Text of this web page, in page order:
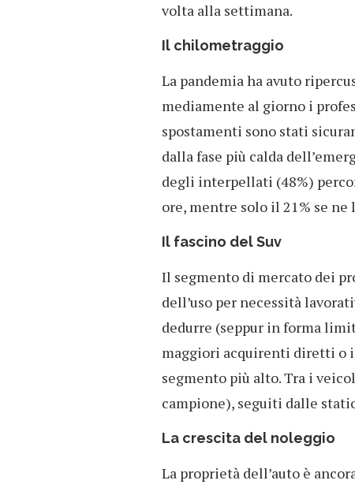
volta alla settimana.
Il chilometraggio
La pandemia ha avuto
mediamente al giorno i
spostamenti sono stati
dalla fase più calda
degli interpellati (48%)
ore, mentre solo il 21% se
Il fascino del Suv
Il segmento di mercato dei
dell’uso per necessità
dedurre (seppur in forma
maggiori acquirenti diretti o
segmento più alto. Tra i
campione), seguiti dalle
La crescita del noleggio
La proprietà dell’auto è